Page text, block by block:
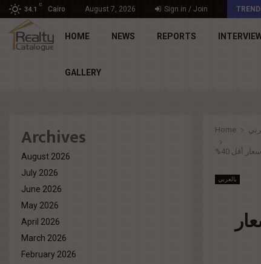
34.1
C
Cairo August 7, 2026 Sign in / Join
د. محمد راشد: Market Dynamics أصبحت المعيار…
HOME NEWS REPORTS
GALLERY
Home
بالعربي
Archives
August 2026
July 2026
June 2026
May 2026
April 2026
March 2026
February 2026